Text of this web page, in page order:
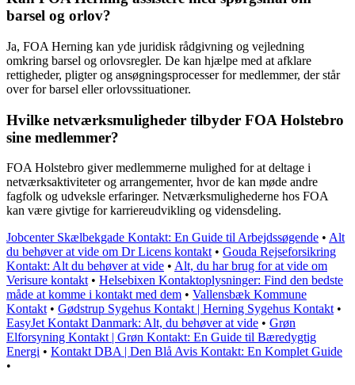
barsel og orlov?
Ja, FOA Herning kan yde juridisk rådgivning og vejledning
omkring barsel og orlovsregler. De kan hjælpe med at afklare
rettigheder, pligter og ansøgningsprocesser for medlemmer, der står
over for barsel eller orlovssituationer.
Hvilke netværksmuligheder tilbyder FOA Holstebro
sine medlemmer?
FOA Holstebro giver medlemmerne mulighed for at deltage i
netværksaktiviteter og arrangementer, hvor de kan møde andre
fagfolk og udveksle erfaringer. Netværksmulighederne hos FOA
kan være givtige for karriereudvikling og vidensdeling.
Jobcenter Skælbekgade Kontakt: En Guide til Arbejdssøgende • Alt
du behøver at vide om Dr Licens kontakt • Gouda Rejseforsikring
Kontakt: Alt du behøver at vide • Alt, du har brug for at vide om
Verisure kontakt • Helsebixen Kontaktoplysninger: Find den bedste
måde at komme i kontakt med dem • Vallensbæk Kommune
Kontakt • Gødstrup Sygehus Kontakt | Herning Sygehus Kontakt •
EasyJet Kontakt Danmark: Alt, du behøver at vide • Grøn
Elforsyning Kontakt | Grøn Kontakt: En Guide til Bæredygtig
Energi • Kontakt DBA | Den Blå Avis Kontakt: En Komplet Guide
•